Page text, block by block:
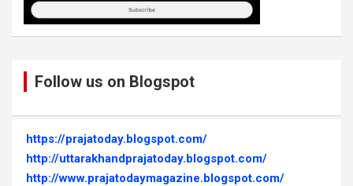
Follow us on Blogspot
https://prajatoday.blogspot.com/
http://uttarakhandprajatoday.blogspot.com/
http://www.prajatodaymagazine.blogspot.com/